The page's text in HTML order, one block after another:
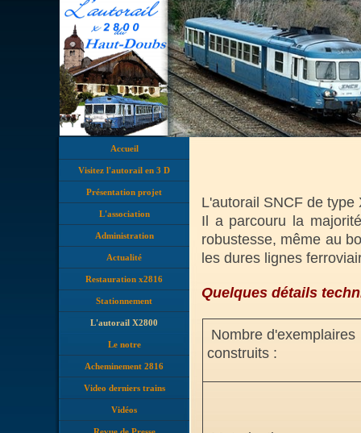
Accueil
Visitez l'autorail en 3 D
Présentation projet
L'association
Administration
Actualité
Restauration x2816
Stationnement
L'autorail X2800
Le notre
Acheminement 2816
Video derniers trains
Vidéos
L'autorail SNCF de
Il a parcouru la
robustesse, même au
les dures lignes
Quelques détails
Nombre d'exemplaires
construits :